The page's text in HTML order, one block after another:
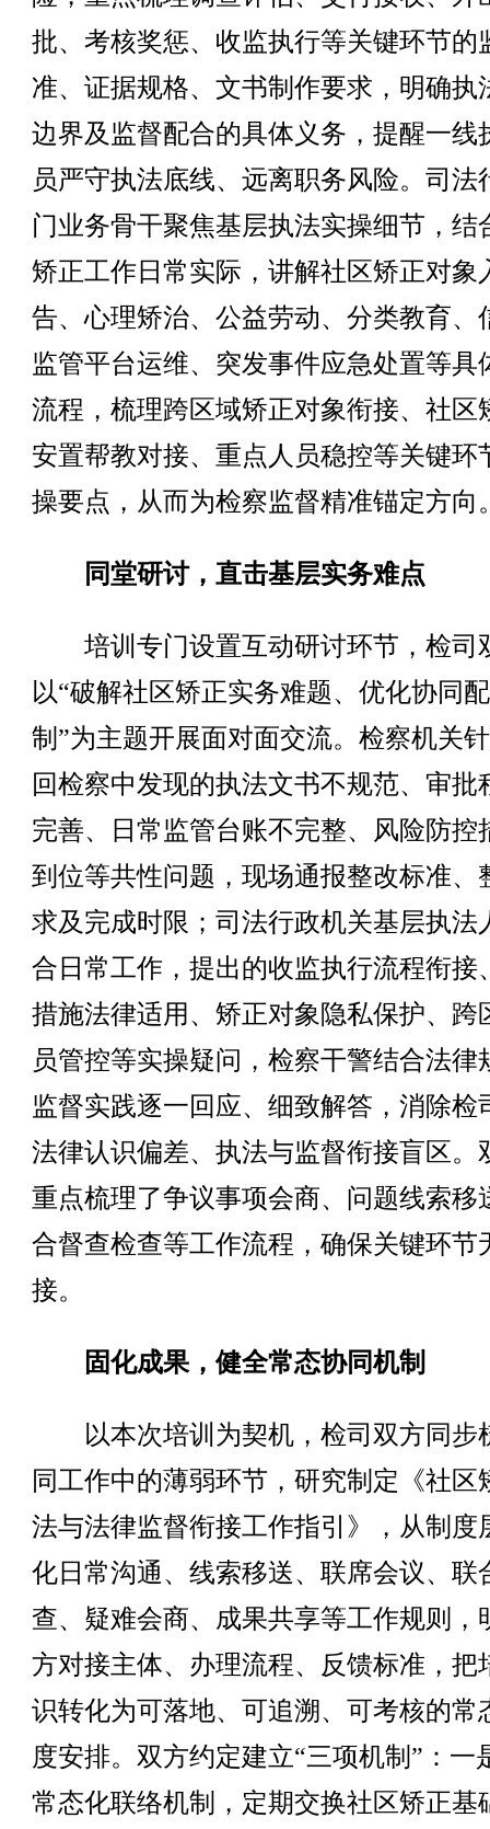
批、考核奖惩、收监执行等关键环节的
准、证据规格、文书制作要求，明确执
边界及监督配合的具体义务，提醒一线
员严守执法底线、远离职务风险。司法
门业务骨干聚焦基层执法实操细节，结
矫正工作日常实际，讲解社区矫正对象
告、心理矫治、公益劳动、分类教育、
监管平台运维、突发事件应急处置等具
流程，梳理跨区域矫正对象衔接、社区
安置帮教对接、重点人员稳控等关键环
操要点，从而为检察监督精准锚定方向
同堂研讨，直击基层实务难点
培训专门设置互动研讨环节，检司
以“破解社区矫正实务难题、优化协同
制”为主题开展面对面交流。检察机关
回检察中发现的执法文书不规范、审批
完善、日常监管台账不完整、风险防控
到位等共性问题，现场通报整改标准、
求及完成时限；司法行政机关基层执法
合日常工作，提出的收监执行流程衔接
措施法律适用、矫正对象隐私保护、跨
员管控等实操疑问，检察干警结合法律
监督实践逐一回应、细致解答，消除检
法律认识偏差、执法与监督衔接盲区。
重点梳理了争议事项会商、问题线索移
合督查检查等工作流程，确保关键环节
接。
固化成果，健全常态协同机制
以本次培训为契机，检司双方同步
同工作中的薄弱环节，研究制定《社区
法与法律监督衔接工作指引》，从制度
化日常沟通、线索移送、联席会议、联
查、疑难会商、成果共享等工作规则，
方对接主体、办理流程、反馈标准，把
识转化为可落地、可追溯、可考核的常
度安排。双方约定建立“三项机制”：一
常态化联络机制，定期交换社区矫正基